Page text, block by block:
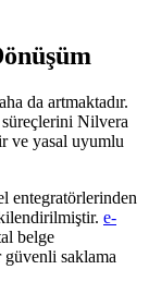
da artmaktadır.
Nilvera
ve yasal uyumlu
entegratörlerinden
e-
belge
güvenli saklama